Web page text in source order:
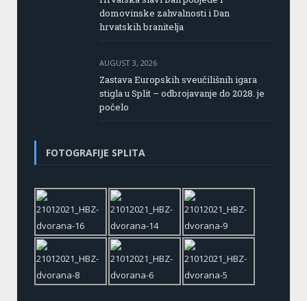
domovinske zahvalnosti i Dan
hrvatskih branitelja
AUGUST 3, 2026
Zastava Europskih sveučilišnih igara
stigla u Split – odbrojavanje do 2028. je
počelo
FOTOGRAFIJE SPLITA